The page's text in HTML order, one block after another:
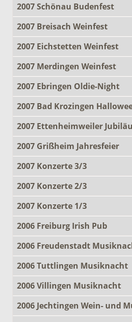
2007 Schönau Budenfest
2007 Breisach Weinfest
2007 Eichstetten Weinfest
2007 Merdingen Weinfest
2007 Ebringen Oldie-Night
2007 Bad Krozingen
2007 Ettenheimweiler
2007 Grißheim Jahresfeier
2007 Konzerte 3/3
2007 Konzerte 2/3
2007 Konzerte 1/3
2006 Freiburg Irish Pub
2006 Freudenstadt
2006 Tuttlingen Musiknacht
2006 Villingen Musiknacht
2006 Jechtingen Wein- und